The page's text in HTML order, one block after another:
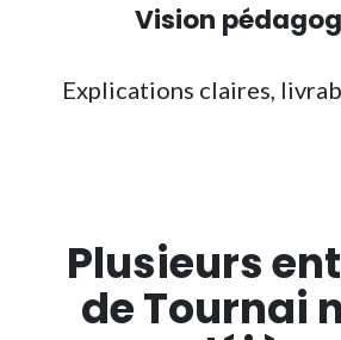
Vision
Explications claires,
Plusieurs
deTournai